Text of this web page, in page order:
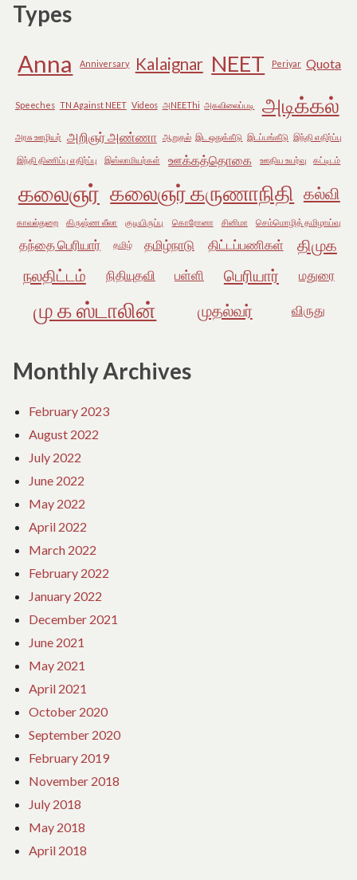
Types
Anna Anniversary Kalaignar NEET Periyar Quota
Speeches TN Against NEET Videos அNEEThi அகவிலைப்படி அடிக்கல்
அரசு ஊழியர் அறிஞர் அண்ணா ஆறுதல் இட ஒதுக்கீடு இடப்பங்கீடு இந்தி எதிர்ப்பு
இந்தி திணிப்பு எதிர்ப்பு இஸ்லாமியர்கள் ஊக்கத்தொகை ஊதிய உயர்வு கட்டிடம்
கலைஞர் கலைஞர் கருணாநிதி கல்வி
காவல்துறை கிருஷ்ண லீலா குடியிருப்பு கொரோனா சினிமா செம்மொழித் தமிழாய்வு
தந்தை பெரியார் தமிழ் தமிழ்நாடு திட்டப்பணிகள்
திமுக
நலதிட்டம்
நிதியுதவி பள்ளி பெரியார் மதுரை
மு க ஸ்டாலின் முதல்வர் விருது
Monthly Archives
February 2023
August 2022
July 2022
June 2022
May 2022
April 2022
March 2022
February 2022
January 2022
December 2021
June 2021
May 2021
April 2021
October 2020
September 2020
February 2019
November 2018
July 2018
May 2018
April 2018